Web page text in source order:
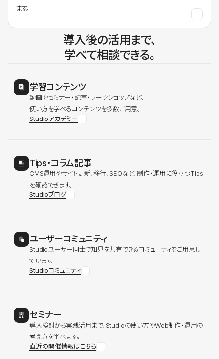
ます。
導入後の活用まで、
学べて相談できる。
学習コンテンツ
動画やセミナー・記事・ワークショップなど、
使い方を学べるコンテンツを多数ご用意。
Studioアカデミー
Tips・コラム記事
CMS運用やサイト更新、移行、SEOなど、制作・運用に役立つTips
を確認できます。
Studioブログ
ユーザーコミュニティ
Studioユーザー同士で知見を共有できるコミュニティをご用意し
ています。
Studioコミュニティ
セミナー
導入検討から実践活用まで、Studioの使い方やWeb制作・運用の
考え方を学べます。
直近の開催情報はこちら